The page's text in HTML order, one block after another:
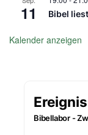
11
Bibel
Kalender anzeigen